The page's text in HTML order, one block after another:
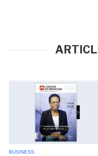
BUSINESS